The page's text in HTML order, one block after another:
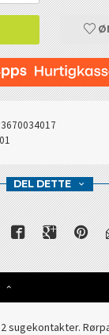
DEL DETTE
sugekontakter.